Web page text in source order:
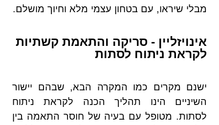
מבלי שיראו, עם בטחון עצמי מלא וחיוך מושלם.
אינויזליין - סריקה והתאמת קשתיות
לקראת ניתוח לסתות
ישנם מקרים כמו המקרה הבא, שבהם יישור
השיניים הינו תהליך הכנה לקראת ניתוח
לסתות. מטופל עם בעיה של חוסר התאמה בין